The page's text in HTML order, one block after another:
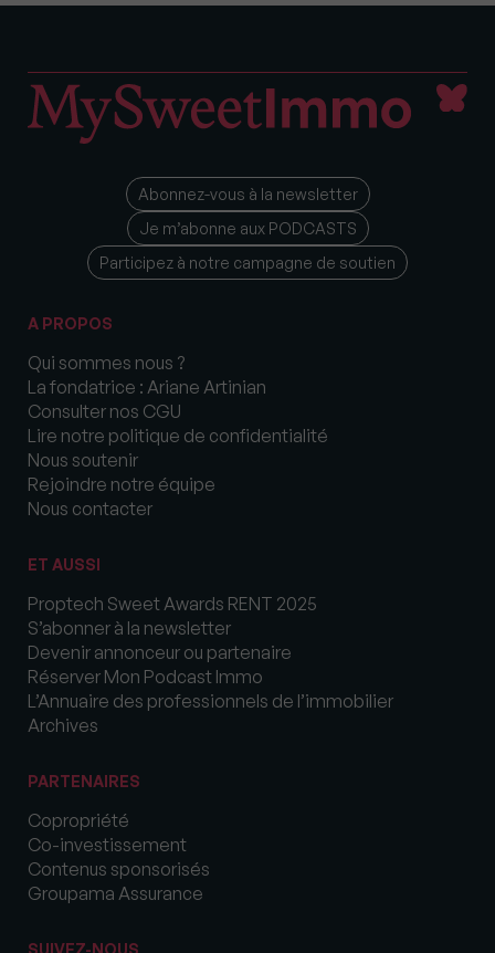
Abonnez-vous à la newsletter
Je m’abonne aux PODCASTS
Participez à notre campagne de soutien
A PROPOS
Qui sommes nous ?
La fondatrice : Ariane Artinian
Consulter nos CGU
Lire notre politique de confidentialité
Nous soutenir
Rejoindre notre équipe
Nous contacter
ET AUSSI
Proptech Sweet Awards RENT 2025
S’abonner à la newsletter
Devenir annonceur ou partenaire
Réserver Mon Podcast Immo
L’Annuaire des professionnels de l’immobilier
Archives
PARTENAIRES
Copropriété
Co-investissement
Contenus sponsorisés
Groupama Assurance
SUIVEZ-NOUS